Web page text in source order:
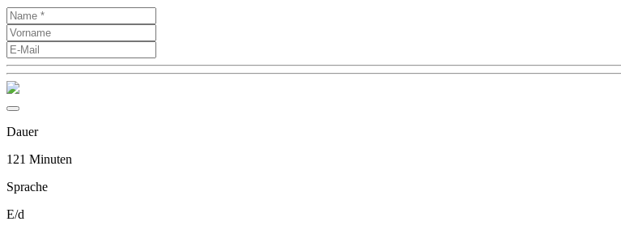
Dauer
121 Minuten
Sprache
E/d